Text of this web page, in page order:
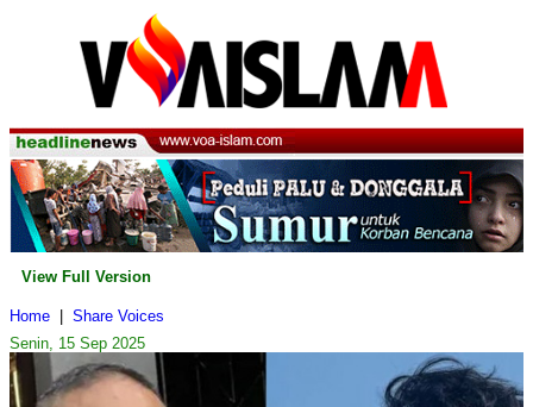
View Full Version
Home
Share Voices
Senin, 15 Sep 2025